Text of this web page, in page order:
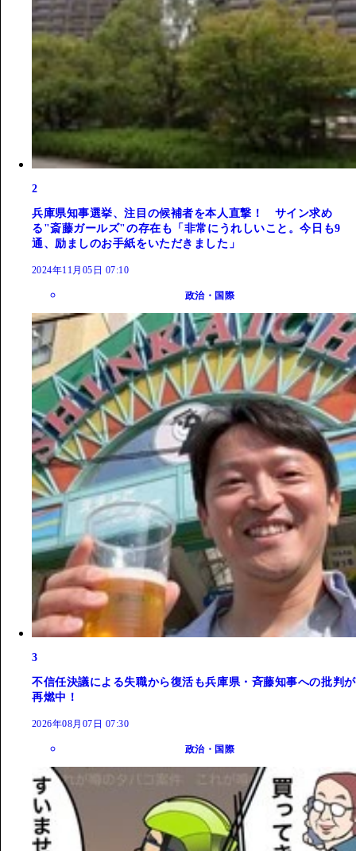
2
兵庫県知事選挙、注目の候補者を本人直撃！ サイン求め
る"斎藤ガールズ"の存在も「非常にうれしいこと。今日も9
通、励ましのお手紙をいただきました」
2024年11月05日 07:10
政治・国際
3
不信任決議による失職から復活も兵庫県・斉藤知事への批判が
再燃中！
2026年08月07日 07:30
政治・国際